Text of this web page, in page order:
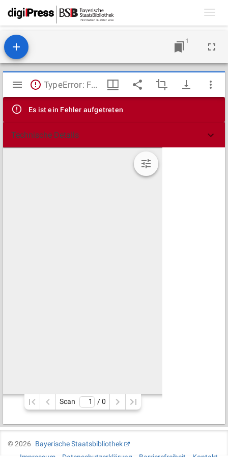
1
Mirador
Viewer
TypeError: Failed to fetch
Es ist ein Fehler aufgetreten
Technische Details
Scan / 0
©2026
Bayerische Staatsbibliothek